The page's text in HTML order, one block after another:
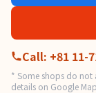
Call: +81 11-
* Some shops do not
details on Google